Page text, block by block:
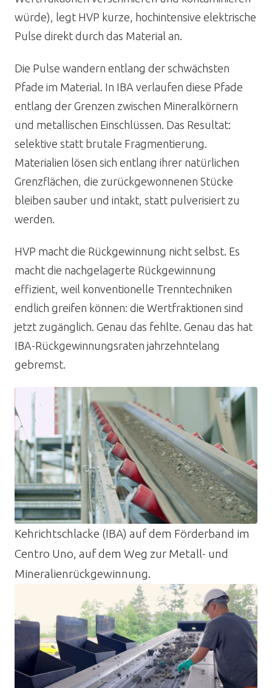
würde), legt HVP kurze, hochintensive elektrische
Pulse direkt durch das Material an.
Die Pulse wandern entlang der schwächsten
Pfade im Material. In IBA verlaufen diese Pfade
entlang der Grenzen zwischen Mineralkörnern
und metallischen Einschlüssen. Das Resultat:
selektive statt brutale Fragmentierung.
Materialien lösen sich entlang ihrer natürlichen
Grenzflächen, die zurückgewonnenen Stücke
bleiben sauber und intakt, statt pulverisiert zu
werden.
HVP macht die Rückgewinnung nicht selbst. Es
macht die nachgelagerte Rückgewinnung
effizient, weil konventionelle Trenntechniken
endlich greifen können: die Wertfraktionen sind
jetzt zugänglich. Genau das fehlte. Genau das hat
IBA-Rückgewinnungsraten jahrzehntelang
gebremst.
Kehrichtschlacke (IBA) auf dem Förderband im
Centro Uno, auf dem Weg zur Metall- und
Mineralienrückgewinnung.